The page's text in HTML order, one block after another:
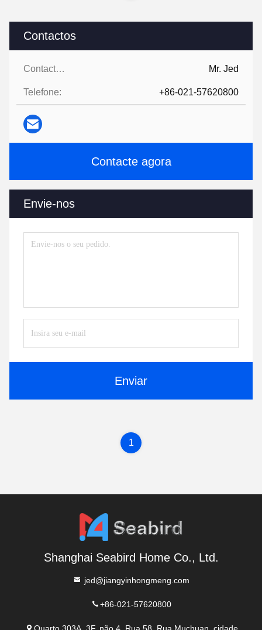
Contactos
Contactos: Mr. Jed
Telefone: +86-021-57620800
Contacte agora
Envie-nos
Enviar
1
Shanghai Seabird Home Co., Ltd.
jed@jiangyinhongmeng.com
+86-021-57620800